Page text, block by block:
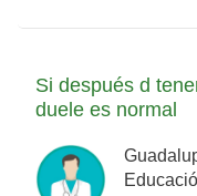
Si después d
duele es normal